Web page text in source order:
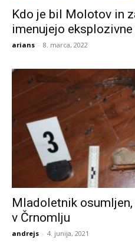
Kdo je bil Molotov in
imenujejo eksplozivne
arians - 8. marca, 2022
Mladoletnik
v Črnomlju
andrejs - 4. junija, 2021